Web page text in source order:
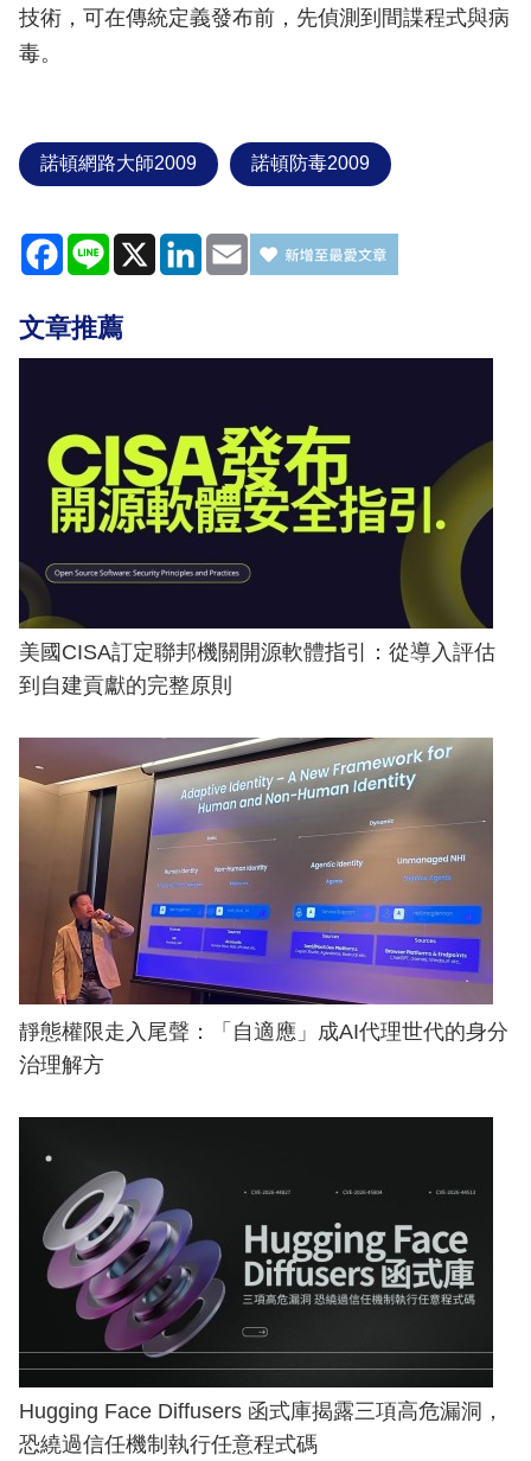
技術，可在傳統定義發布前，先偵測到間諜程式與病
毒。
諾頓網路大師2009 諾頓防毒2009
Facebook
Line X LinkedIn
Email
文章推薦
美國CISA訂定聯邦機關開源軟體指引：從導入評估
到自建貢獻的完整原則
靜態權限走入尾聲：「自適應」成AI代理世代的身分
治理解方
Hugging Face Diffusers 函式庫揭露三項高危漏洞，
恐繞過信任機制執行任意程式碼